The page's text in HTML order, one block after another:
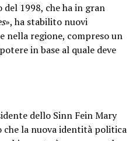
del 1998, che ha in gran
», ha stabilito nuovi
nella regione, compreso un
in base al quale deve
dello Sinn Fein Mary
che la nuova identità politica